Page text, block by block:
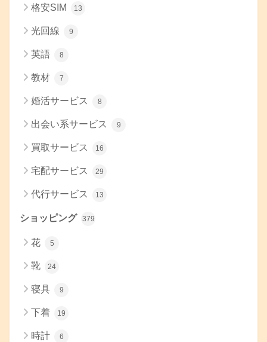
格安SIM 13
光回線 9
英語 8
教材 7
婚活サービス 8
出会い系サービス 9
買取サービス 16
宅配サービス 29
代行サービス 13
ショッピング 379
花 5
靴 24
寝具 9
下着 19
時計 6